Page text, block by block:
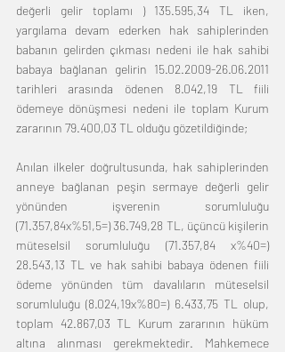
değerli gelir toplamı ) 135.595,34 TL iken,
yargılama devam ederken hak sahiplerinden
babanın gelirden çıkması nedeni ile hak sahibi
babaya bağlanan gelirin 15.02.2009-26.06.2011
tarihleri arasında ödenen 8.042,19 TL fiili
ödemeye dönüşmesi nedeni ile toplam Kurum
zararının 79.400,03 TL olduğu gözetildiğinde;
Anılan ilkeler doğrultusunda, hak sahiplerinden
anneye bağlanan peşin sermaye değerli gelir
yönünden işverenin sorumluluğu
(71.357,84x%51,5=) 36.749,28 TL, üçüncü kişilerin
müteselsil sorumluluğu (71.357,84 x%40=)
28.543,13 TL ve hak sahibi babaya ödenen fiili
ödeme yönünden tüm davalıların müteselsil
sorumluluğu (8.024,19x%80=) 6.433,75 TL olup,
toplam 42.867,03 TL Kurum zararının hüküm
altına alınması gerekmektedir. Mahkemece